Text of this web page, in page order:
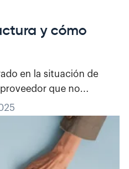
y cómo
en la situación de
que no...